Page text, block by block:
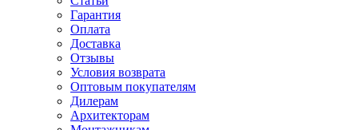
Гарантия
Оплата
Доставка
Отзывы
Условия возврата
Оптовым покупателям
Дилерам
Архитекторам